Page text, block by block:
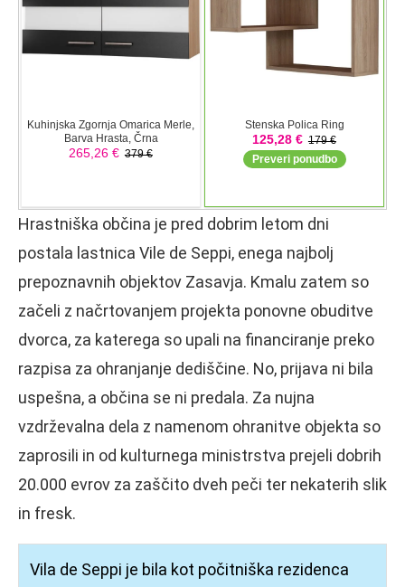
Hrastniška občina je pred dobrim letom dni
postala lastnica Vile de Seppi, enega najbolj
prepoznavnih objektov Zasavja. Kmalu zatem so
začeli z načrtovanjem projekta ponovne obuditve
dvorca, za katerega so upali na financiranje preko
razpisa za ohranjanje dediščine. No, prijava ni bila
uspešna, a občina se ni predala. Za nujna
vzdrževalna dela z namenom ohranitve objekta so
zaprosili in od kulturnega ministrstva prejeli dobrih
20.000 evrov za zaščito dveh peči ter nekaterih slik
in fresk.
Vila de Seppi je bila kot počitniška rezidenca